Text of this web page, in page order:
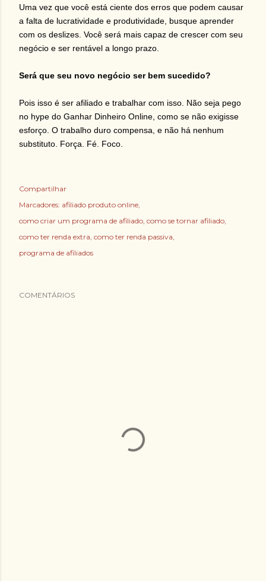
Uma vez que você está ciente dos erros que podem causar
a falta de lucratividade e produtividade, busque aprender
com os deslizes. Você será mais capaz de crescer com seu
negócio e ser rentável a longo prazo.
Será que seu novo negócio ser bem sucedido?
Pois isso é ser afiliado e trabalhar com isso. Não seja pego
no hype do Ganhar Dinheiro Online, como se não exigisse
esforço. O trabalho duro compensa, e não há nenhum
substituto. Força. Fé. Foco.
Compartilhar
Marcadores: afiliado produto online
como criar um programa de afiliado como se tornar afiliado
como ter renda extra como ter renda passiva
programa de afiliados
COMENTÁRIOS